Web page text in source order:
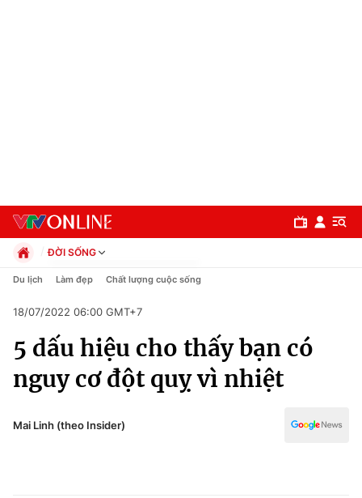
Chuyên mục
ĐỜI SỐNG
Chính trị
Pháp luật
Kinh tế
Thể thao
Truyền hình
Y tế
Du lịch Làm đẹp Chất lượng cuộc sống
18/07/2022 06:00 GMT+7
5 dấu hiệu cho thấy bạn có
nguy cơ đột quỵ vì nhiệt
Mai Linh (theo Insider)